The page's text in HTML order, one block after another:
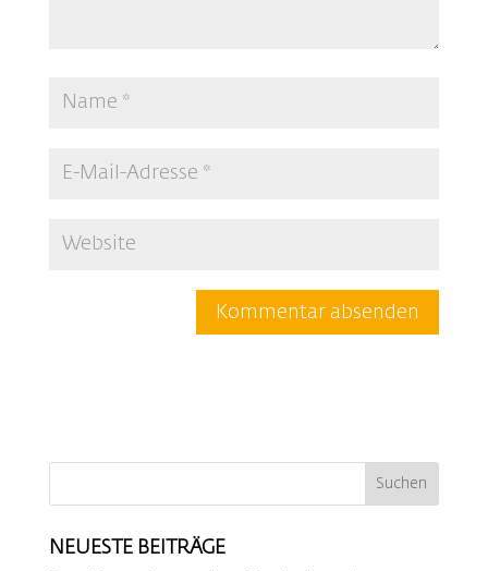
NEUESTE BEITRÄGE